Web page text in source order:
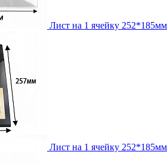
Лист на 1 ячейку
Лист на 1 ячейку